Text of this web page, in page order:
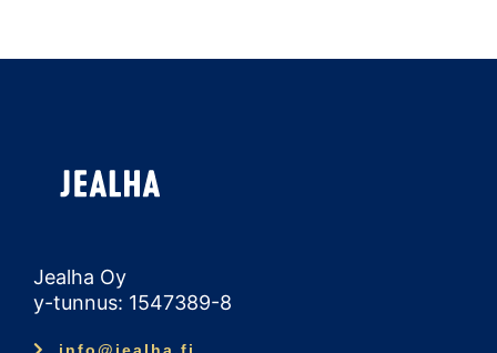
Jealha Oy
y-tunnus: 1547389-8
info@jealha.fi